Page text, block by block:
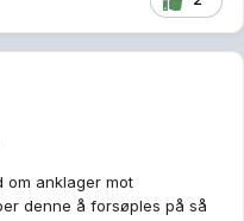
om anklager mot
denne å forsøples på så